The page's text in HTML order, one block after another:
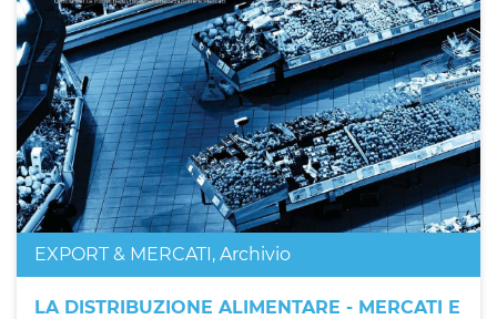
EXPORT & MERCATI, Archivio
LA DISTRIBUZIONE ALIMENTARE - MERCATI E